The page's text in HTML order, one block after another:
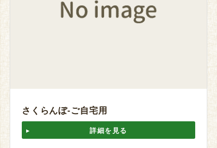
さくらんぼ-ご自宅用
詳細を見る